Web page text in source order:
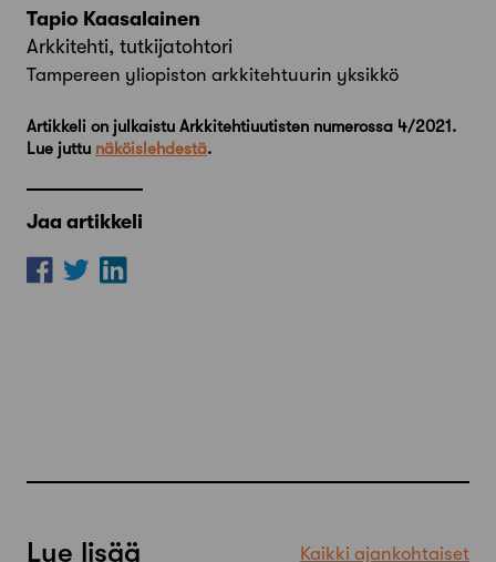
Tapio Kaasalainen
Arkkitehti, tutkijatohtori
Tampereen yliopiston arkkitehtuurin yksikkö
Artikkeli on julkaistu Arkkitehtiuutisten numerossa 4/2021.
Lue juttu näköislehdestä.
Jaa artikkeli
Lue lisää Kaikki ajankohtaiset